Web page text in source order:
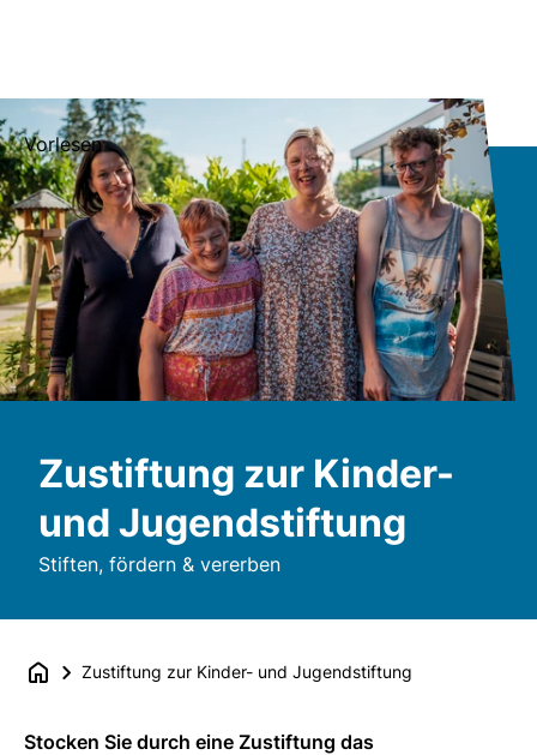
Vorlesen
Zustiftung zur Kinder-
und Jugendstiftung
Stiften, fördern & vererben
Zustiftung zur Kinder- und Jugendstiftung
Stocken Sie durch eine Zustiftung das